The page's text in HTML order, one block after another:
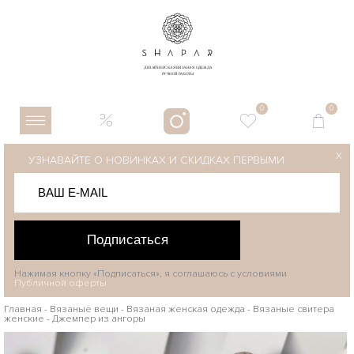
0 0
УЗНАВАЙТЕ О НОВИНКАХ И СКИДКАХ ПЕРВЫМИ
Подписаться
X
Нажимая кнопку «Подписаться», я соглашаюсь с условиями
Публичной оферты
Главная - Вязаные вещи - Вязаная женская одежда - Вязаные свитера
женские - Джемпер из ангоры